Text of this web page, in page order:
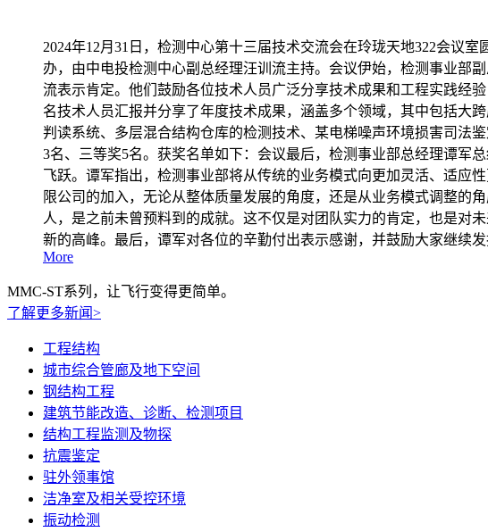
2024年12月31日，检测中心第十三届技术交流会在玲珑天地322会议
办，由中电投检测中心副总经理汪训流主持。会议伊始，检测事业部
流表示肯定。他们鼓励各位技术人员广泛分享技术成果和工程实践经
名技术人员汇报并分享了年度技术成果，涵盖多个领域，其中包括大
判读系统、多层混合结构仓库的检测技术、某电梯噪声环境损害司法
3名、三等奖5名。获奖名单如下：会议最后，检测事业部总经理谭军
飞跃。谭军指出，检测事业部将从传统的业务模式向更加灵活、适应
限公司的加入，无论从整体质量发展的角度，还是从业务模式调整的
人，是之前未曾预料到的成就。这不仅是对团队实力的肯定，也是对
新的高峰。最后，谭军对各位的辛勤付出表示感谢，并鼓励大家继续
More
MMC-ST系列，让飞行变得更简单。
了解更多新闻>
工程结构
城市综合管廊及地下空间
钢结构工程
建筑节能改造、诊断、检测项目
结构工程监测及物探
抗震鉴定
驻外领事馆
洁净室及相关受控环境
振动检测